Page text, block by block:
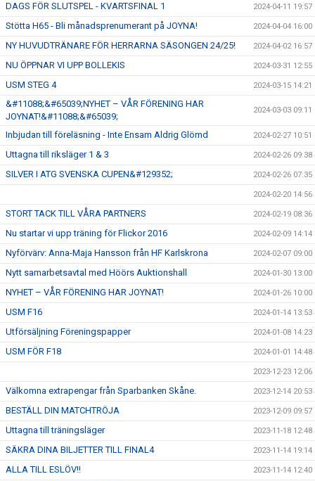
DAGS FÖR SLUTSPEL - KVARTSFINAL 1 2024-04-11 19:57
Stötta H65 - Bli månadsprenumerant på JOYNA! 2024-04-04 16:00
NY HUVUDTRÄNARE FÖR HERRARNA SÄSONGEN 24/25! 2024-04-02 16:57
NU ÖPPNAR VI UPP BOLLEKIS 2024-03-31 12:55
USM STEG 4 2024-03-15 14:21
&#11088;&#65039;NYHET – VÅR FÖRENING HAR
JOYNAT!&#11088;&#65039;
2024-03-03 09:11
Inbjudan till föreläsning - Inte Ensam Aldrig Glömd 2024-02-27 10:51
Uttagna till riksläger 1 & 3 2024-02-26 09:38
SILVER I ATG SVENSKA CUPEN&#129352; 2024-02-26 07:35
2024-02-20 14:56
STORT TACK TILL VÅRA PARTNERS 2024-02-19 08:36
Nu startar vi upp träning för Flickor 2016 2024-02-09 14:14
Nyförvärv: Anna-Maja Hansson från HF Karlskrona 2024-02-07 09:00
Nytt samarbetsavtal med Höörs Auktionshall 2024-01-30 13:00
NYHET – VÅR FÖRENING HAR JOYNAT! 2024-01-26 10:00
USM F16 2024-01-14 13:53
Utförsäljning Föreningspapper 2024-01-08 14:23
USM FÖR F18 2024-01-01 14:48
2023-12-23 12:06
Välkomna extrapengar från Sparbanken Skåne. 2023-12-14 20:53
BESTÄLL DIN MATCHTRÖJA 2023-12-09 09:57
Uttagna till träningsläger 2023-11-18 12:48
SÄKRA DINA BILJETTER TILL FINAL4 2023-11-14 19:14
ALLA TILL ESLÖV!! 2023-11-14 12:40